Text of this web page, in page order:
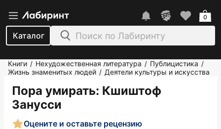
Каталог
0
Книги / Нехудожественная литература / Публицистика /
Жизнь знаменитых людей / Деятели культуры и искусства
Пора умирать: Кшиштоф
Занусси
Оцените и оставьте рецензию